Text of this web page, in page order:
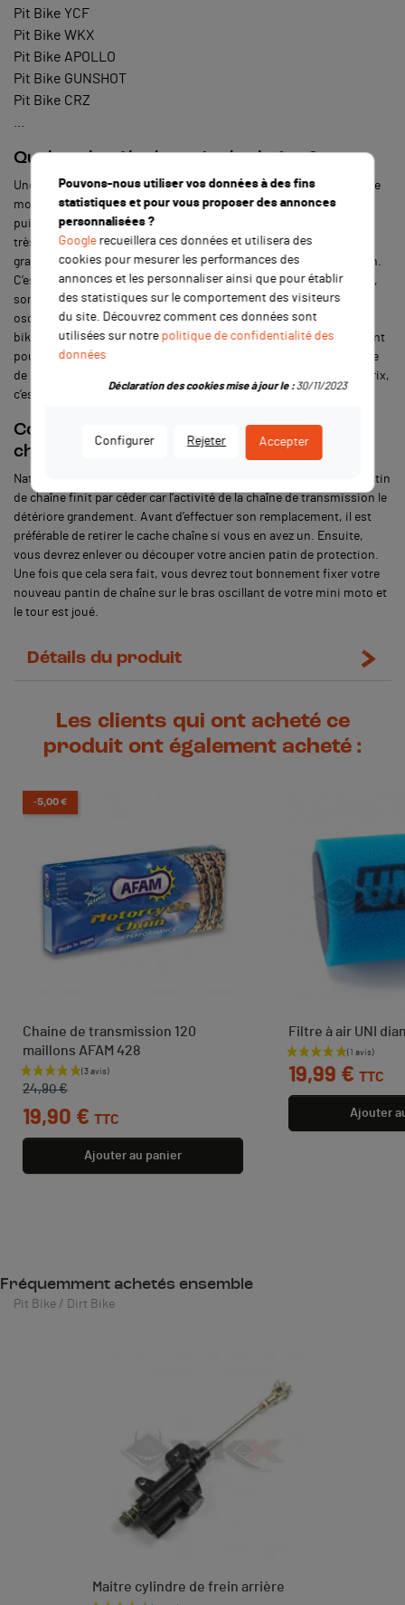
Pit Bike YCF
Pit Bike WKX
Pit Bike APOLLO
Pit Bike GUNSHOT
Pit Bike CRZ
Quel est le rôle du patin de chaîne ?
Une pit bike utilise la transmission par chaîne car ce système est le
moins coûteux tout en étant celui qui limite le plus la perte de
puissance du moteur. De plus, une chaîne de transmission a une
très bonne durée de vie si l’on en prend soin. Cela passe par le
graissage, le nettoyage mais également par l’ajout d’une protection.
C’est à ce moment-là qu’entre en scène le patin de chaîne. En effet,
son rôle sera d’éviter que la chaîne vienne buter contre le bras
oscillant car aussi bien la chaîne que le bras oscillant de votre dirt
bike peuvent se dégrader au contact. Le patin de chaîne est présent
pour encaisser ce choc ; ce qui permet d’augmenter la durée de vie
de la chaîne et du bras oscillant. Avoir une pièce aussi utile à ce prix,
c’est vraiment une affaire à saisir.
Comment faire pour changer le patin de
chaîne de sa mini moto ?
Naturellement, bien que possédant une bonne durée de vie, un patin
de chaîne finit par céder car l’activité de la chaîne de transmission le
détériore grandement. Avant d’effectuer son remplacement, il est
préférable de retirer le cache chaîne si vous en avez un. Ensuite,
vous devrez enlever ou découper votre ancien patin de protection.
Une fois que cela sera fait, vous devrez tout bonnement fixer votre
nouveau pantin de chaîne sur le bras oscillant de votre mini moto et
le tour est joué.
Détails du produit
Les clients qui ont acheté ce
produit ont également acheté :
-5,00 €
Chaine de transmission 120
maillons AFAM 428
Prix de base
24,90 €
Prix
19,90 € TTC
Ajouter au panier
Filtre à air UNI
Prix
19,99 € TTC
Ajouter
Fréquemment achetés ensemble
Pit Bike / Dirt Bike
Maitre cylindre de frein arrière
Pouvons-nous utiliser vos données à des fins
statistiques et pour vous proposer des annonces
personnalisées ?
Googlerecueillera ces données et utilisera des
cookies pour mesurer les performances des
annonces et les personnaliser ainsi que pour établir
des statistiques sur le comportement des visiteurs
du site. Découvrez comment ces données sont
utilisées sur notre politique de confidentialité des
données
Configurer Rejeter Accepter
Déclaration des cookies mise à jour le :30/11/2023